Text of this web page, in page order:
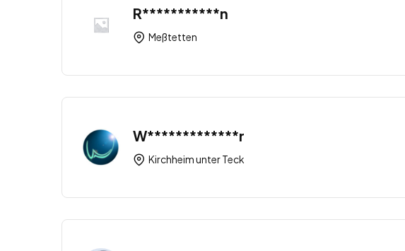
R***********n
Meßtetten
W*************r
Kirchheim unter Teck